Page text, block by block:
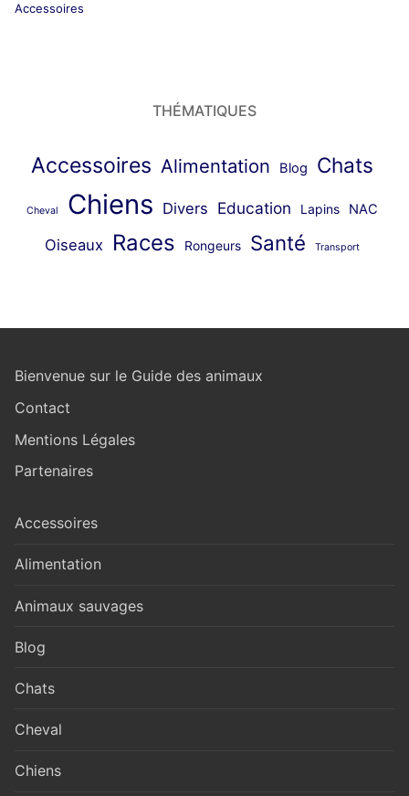
Accessoires
THÉMATIQUES
Accessoires Alimentation Blog Chats
Cheval Chiens Divers Education Lapins NAC
Oiseaux Races Rongeurs Santé Transport
Bienvenue sur le Guide des animaux
Contact
Mentions Légales
Partenaires
Accessoires
Alimentation
Animaux sauvages
Blog
Chats
Cheval
Chiens